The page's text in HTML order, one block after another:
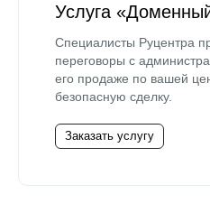
Услуга
Специалисты Руцентра
переговоры с
его продаже по вашей
безопасную сделку.
Заказать услугу